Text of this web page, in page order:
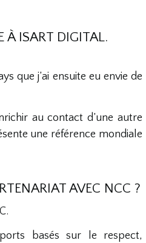
À ISART DIGITAL.
que j’ai ensuite eu envie de
au contact d’une autre
une référence mondiale
AVEC NCC ?
basés sur le respect,